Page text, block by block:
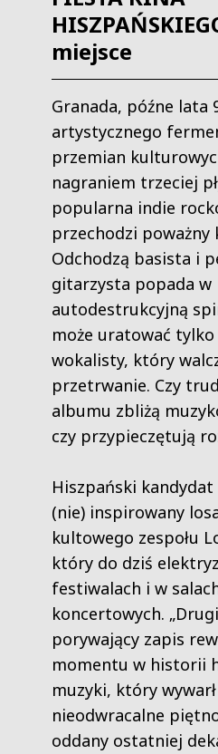
miejsce
Granada, późne lata
artystycznego
przemian
nagraniem trzeciej
popularna indie
przechodzi poważny
Odchodzą basista i
gitarzysta popada w
autodestrukcyjną
może uratować
wokalisty, który
przetrwanie. Czy
albumu zbliżą
czy przypieczętują
Hiszpański kandydat
(nie) inspirowany
kultowego zespołu
który do dziś
festiwalach i w
koncertowych.
porywający zapis
momentu w historii
muzyki, który
nieodwracalne
oddany ostatniej